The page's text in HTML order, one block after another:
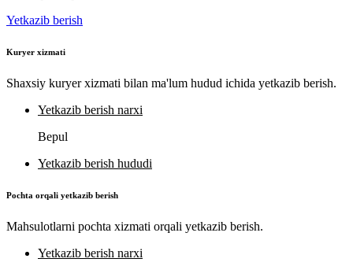
Yetkazib berish
Kuryer xizmati
Shaxsiy kuryer xizmati bilan ma'lum hudud ichida yetkazib berish.
Yetkazib berish narxi
Bepul
Yetkazib berish hududi
Pochta orqali yetkazib berish
Mahsulotlarni pochta xizmati orqali yetkazib berish.
Yetkazib berish narxi